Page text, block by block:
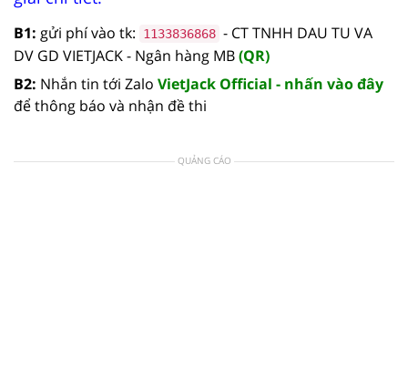
B1: gửi phí vào tk: 1133836868 - CT TNHH DAU TU VA
DV GD VIETJACK - Ngân hàng MB(QR)
B2: Nhắn tin tới Zalo VietJack Official - nhấn vào đây
để thông báo và nhận đề thi
QUẢNG CÁO